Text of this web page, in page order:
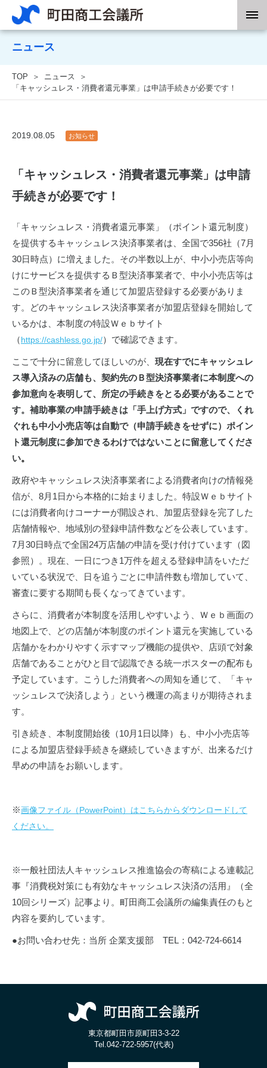
ニュース
TOP
ニュース
「キャッシュレス・消費者還元事業」は申請手続きが必要です！
2019.08.05 お知らせ
「キャッシュレス・消費者還元事業」は申請
手続きが必要です！
「キャッシュレス・消費者還元事業」（ポイント還元制度）
を提供するキャッシュレス決済事業者は、全国で356社（7月
30日時点）に増えました。その半数以上が、中小小売店等向
けにサービスを提供するＢ型決済事業者で、中小小売店等は
このＢ型決済事業者を通じて加盟店登録する必要がありま
す。どのキャッシュレス決済事業者が加盟店登録を開始して
いるかは、本制度の特設Ｗｅｂサイト
（https://cashless.go.jp/）で確認できます。
ここで十分に留意してほしいのが、 現在すでにキャッシュレ
ス導入済みの店舗も、契約先のＢ型決済事業者に本制度への
参加意向を表明して、所定の手続きをとる必要があることで
す。補助事業の申請手続きは「手上げ方式」ですので、くれ
ぐれも中小小売店等は自動で（申請手続きをせずに）ポイン
ト還元制度に参加できるわけではないことに留意してくださ
い。
政府やキャッシュレス決済事業者による消費者向けの情報発
信が、8月1日から本格的に始まりました。特設Ｗｅｂサイト
には消費者向けコーナーが開設され、加盟店登録を完了した
店舗情報や、地域別の登録申請件数などを公表しています。
7月30日時点で全国24万店舗の申請を受け付けています（図
参照）。現在、一日につき1万件を超える登録申請をいただ
いている状況で、日を追うごとに申請件数も増加していて、
審査に要する期間も長くなってきています。
さらに、消費者が本制度を活用しやすいよう、Ｗｅｂ画面の
地図上で、どの店舗が本制度のポイント還元を実施している
店舗かをわかりやすく示すマップ機能の提供や、店頭で対象
店舗であることがひと目で認識できる統一ポスターの配布も
予定しています。こうした消費者への周知を通じて、「キャ
ッシュレスで決済しよう」という機運の高まりが期待されま
す。
引き続き、本制度開始後（10月1日以降）も、中小小売店等
による加盟店登録手続きを継続していきますが、出来るだけ
早めの申請をお願いします。
※画像ファイル（PowerPoint）はこちらからダウンロードして
ください。
※一般社団法人キャッシュレス推進協会の寄稿による連載記
事『消費税対策にも有効なキャッシュレス決済の活用』（全
10回シリーズ）記事より。町田商工会議所の編集責任のもと
内容を要約しています。
●お問い合わせ先：当所 企業支援部 TEL：042-724-6614
東京都町田市原町田3-3-22
Tel.042-722-5957(代表)